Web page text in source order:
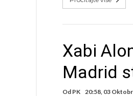
Xabi
Madrid
Od PK 20:58, 03